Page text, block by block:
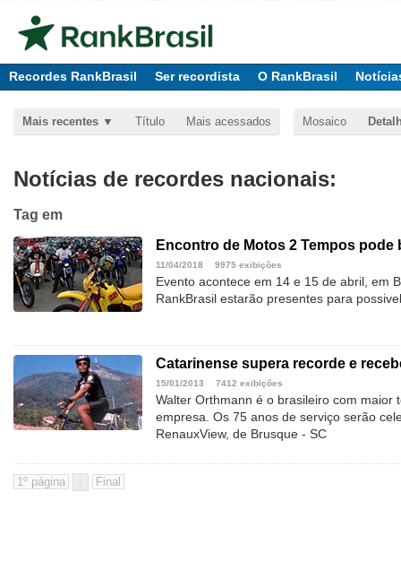
Recordes RankBrasil Ser recordista O RankBrasil
Mais recentes Título Mais acessados Mosaico
Notícias de recordes nacionais:
Tag em
Encontro de Motos 2 Tempos
11/04/2018 9975 exibições
Evento acontece em 14 e 15 de abril, em
RankBrasil estarão presentes para
Catarinense supera recorde e
15/01/2013 7412 exibições
Walter Orthmann é o brasileiro com maior
empresa. Os 75 anos de serviço serão
RenauxView, de Brusque - SC